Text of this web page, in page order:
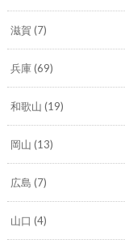
滋賀 (7)
兵庫(69)
和歌山 (19)
岡山 (13)
広島 (7)
山口 (4)